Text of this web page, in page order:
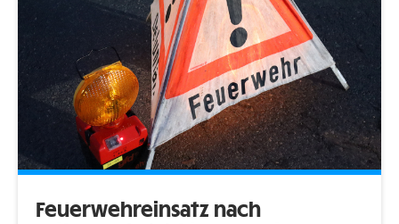
Feuerwehreinsatz nach